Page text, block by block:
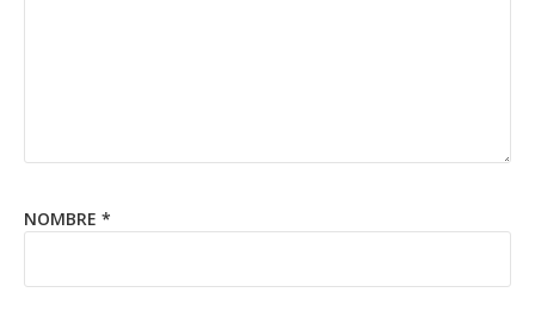
NOMBRE *